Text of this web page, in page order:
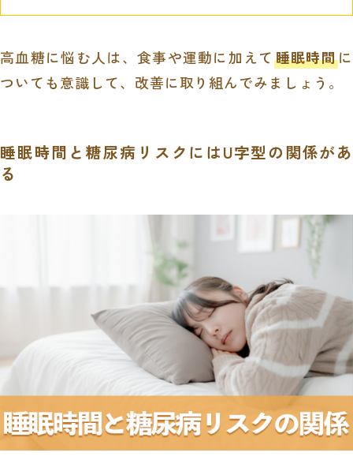
高血糖に悩む人は、食事や運動に加えて 睡眠時間に
ついても意識して、改善に取り組んでみましょう。
睡眠時間と糖尿病リスクにはU字型の関係があ
る